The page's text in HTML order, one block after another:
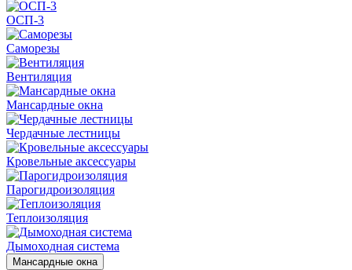
ОСП-3
Саморезы
Вентиляция
Мансардные окна
Чердачные лестницы
Кровельные аксессуары
Парогидроизоляция
Теплоизоляция
Дымоходная система
Мансардные окна